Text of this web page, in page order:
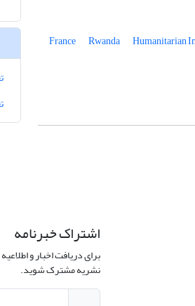
France
Rwanda Humanitarian
اشتراک خبرنامه
برای دریافت اخبار و
نشریه مشترک شوید.